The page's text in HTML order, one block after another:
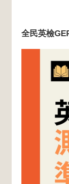
全民英檢